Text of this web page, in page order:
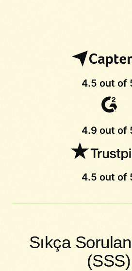
4.5 out of
4.9 out of
4.5 out of
Sıkça
(SSS)